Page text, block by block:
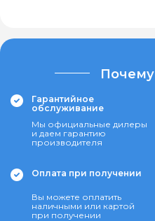
Почему
Гарантийное
обслуживание
Мы официальные дилеры
и даем гарантию
производителя
Оплата при получении
Вы можете оплатить
наличными или картой
при получении